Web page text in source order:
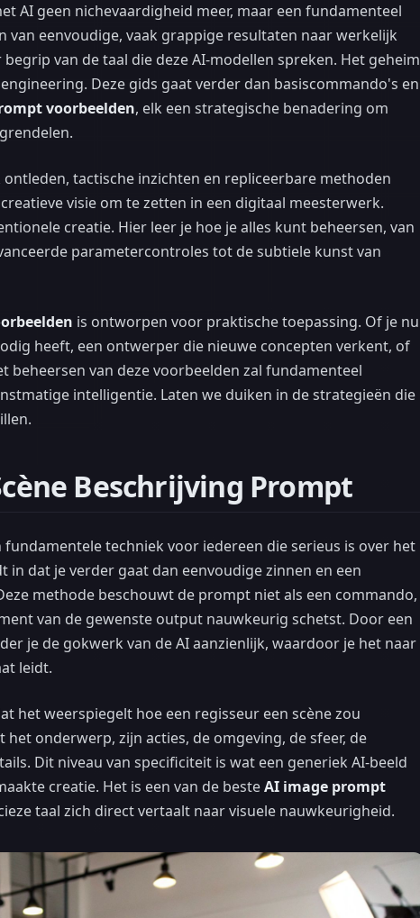
AI geen nichevaardigheid meer, maar een fundamenteel
van eenvoudige, vaak grappige resultaten naar werkelijk
van de taal die deze AI-modellen spreken. Het geheim
Deze gids gaat verder dan basiscommando's en
voorbeelden, elk een strategische benadering om
tactische inzichten en repliceerbare methoden
visie om te zetten in een digitaal meesterwerk.
creatie. Hier leer je hoe je alles kunt beheersen, van
parametercontroles tot de subtiele kunst van
is ontworpen voor praktische toepassing. Of je nu
heeft, een ontwerper die nieuwe concepten verkent, of
beheersen van deze voorbeelden zal fundamenteel
intelligentie. Laten we duiken in de strategieën die
Beschrijving Prompt
fundamentele techniek voor iedereen die serieus is over het
in dat je verder gaat dan eenvoudige zinnen en een
methode beschouwt de prompt niet als een commando,
van de gewenste output nauwkeurig schetst. Door een
je de gokwerk van de AI aanzienlijk, waardoor je het naar
leidt.
het weerspiegelt hoe een regisseur een scène zou
het onderwerp, zijn acties, de omgeving, de sfeer, de
Dit niveau van specificiteit is wat een generiek AI-beeld
creatie. Het is een van de besteAI image prompt
taal zich direct vertaalt naar visuele nauwkeurigheid.